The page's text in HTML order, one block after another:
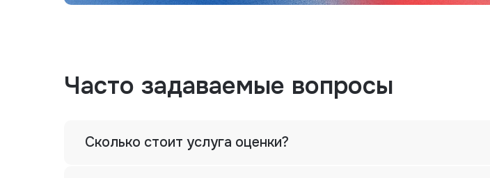
Часто задаваемые вопросы
Сколько стоит услуга оценки?